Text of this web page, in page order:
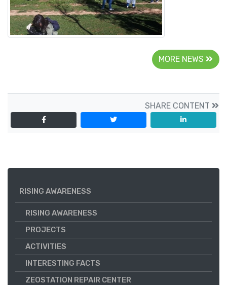
MORE NEWS
SHARE CONTENT
RISING AWARENESS
RISING AWARENESS
PROJECTS
ACTIVITIES
INTERESTING FACTS
ZEOSTATION REPAIR CENTER